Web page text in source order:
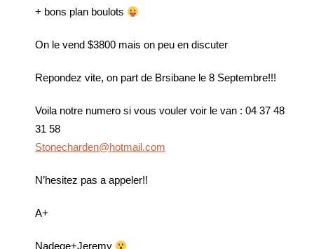
+ bons plan boulots
On le vend $3800 mais on peu en discuter
Repondez vite, on part de Brsibane le 8 Septembre!!!
Voila notre numero si vous vouler voir le van : 04 37 48
31 58
Stonecharden@hotmail.com
N’hesitez pas a appeler!!
A+
Nadege+Jeremy